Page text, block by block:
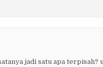
jadi satu apa terpisah?